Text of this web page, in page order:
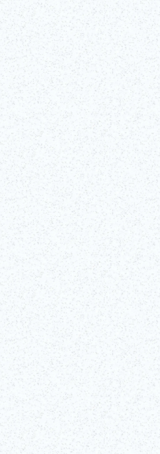
di lotta tipico del Giappone e ne
la forma moderna dello
di gente di tutte le età, essendo